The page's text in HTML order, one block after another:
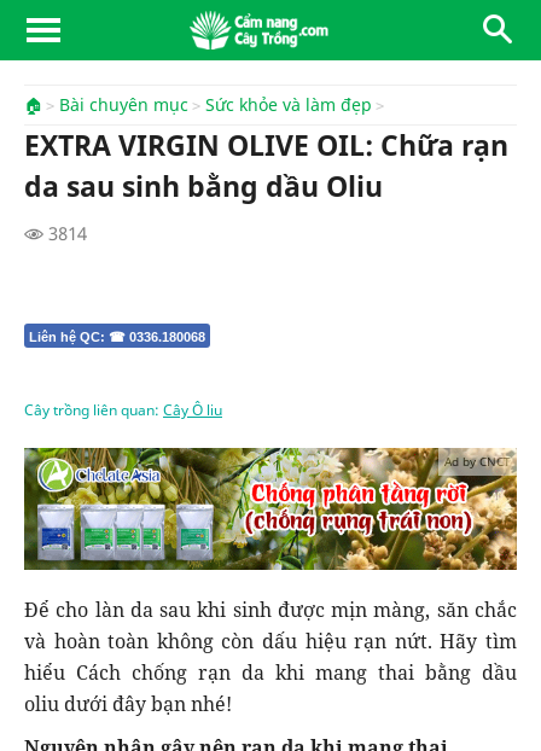
🏠 Bài chuyên mục Sức khỏe và làm đẹp
EXTRA VIRGIN OLIVE OIL: Chữa rạn
da sau sinh bằng dầu Oliu
3814
Liên hệ QC: ☎ 0336.180068
Cây trồng liên quan: Cây Ô liu
Ad by CNCT
Để cho làn da sau khi sinh được mịn màng, săn chắc
và hoàn toàn không còn dấu hiệu rạn nứt. Hãy tìm
hiểu Cách chống rạn da khi mang thai bằng dầu
oliu dưới đây bạn nhé!